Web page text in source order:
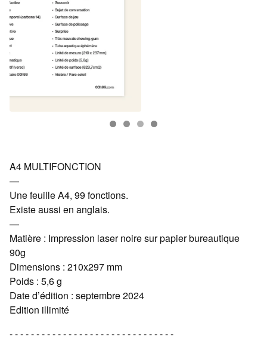
A4 MULTIFONCTION
—
Une feuille A4, 99 fonctions.
Existe aussi en anglais.
—
Matière : Impression laser noire sur papier bureautique
90g
Dimensions : 210x297 mm
Poids : 5,6 g
Date d’édition : septembre 2024
Edition illimité
- - - - - - - - - - - - - - - - - - - - - - - - - - - - - - -